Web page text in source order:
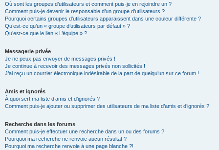
Où sont les groupes d’utilisateurs et comment puis-je en rejoindre un ?
Comment puis-je devenir le responsable d’un groupe d’utilisateurs ?
Pourquoi certains groupes d’utilisateurs apparaissent dans une couleur différente ?
Qu’est-ce qu’un « groupe d’utilisateurs par défaut » ?
Qu’est-ce que le lien « L’équipe » ?
Messagerie privée
Je ne peux pas envoyer de messages privés !
Je continue à recevoir des messages privés non sollicités !
J’ai reçu un courrier électronique indésirable de la part de quelqu’un sur ce forum !
Amis et ignorés
À quoi sert ma liste d’amis et d’ignorés ?
Comment puis-je ajouter ou supprimer des utilisateurs de ma liste d’amis et d’ignorés ?
Recherche dans les forums
Comment puis-je effectuer une recherche dans un ou des forums ?
Pourquoi ma recherche ne renvoie aucun résultat ?
Pourquoi ma recherche renvoie à une page blanche ?!